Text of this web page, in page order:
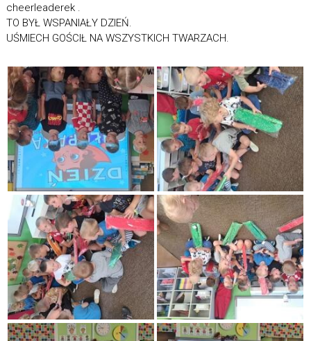
cheerleaderek .
TO BYŁ WSPANIAŁY DZIEŃ.
UŚMIECH GOŚCIŁ NA WSZYSTKICH TWARZACH.